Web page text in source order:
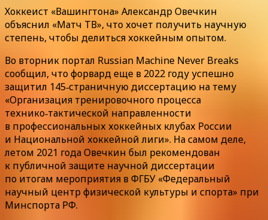
Хоккеист «Вашингтона» Александр Овечкин
объяснил «Матч ТВ», что хочет получить научную
степень, чтобы делиться хоккейным опытом.
Во вторник портал Russian Machine Never Breaks
сообщил, что форвард еще в 2022 году успешно
защитил 145‑страничную диссертацию на тему
«Организация тренировочного процесса
технико‑тактической направленности
в профессиональных хоккейных клубах России
и Национальной хоккейной лиги». На самом деле,
летом 2021 года Овечкин был рекомендован
к публичной защите научной диссертации
по итогам мероприятия в ФГБУ «Федеральный
научный центр физической культуры и спорта» при
Минспорта РФ.